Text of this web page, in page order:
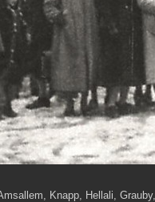
Knapp, Hellali,